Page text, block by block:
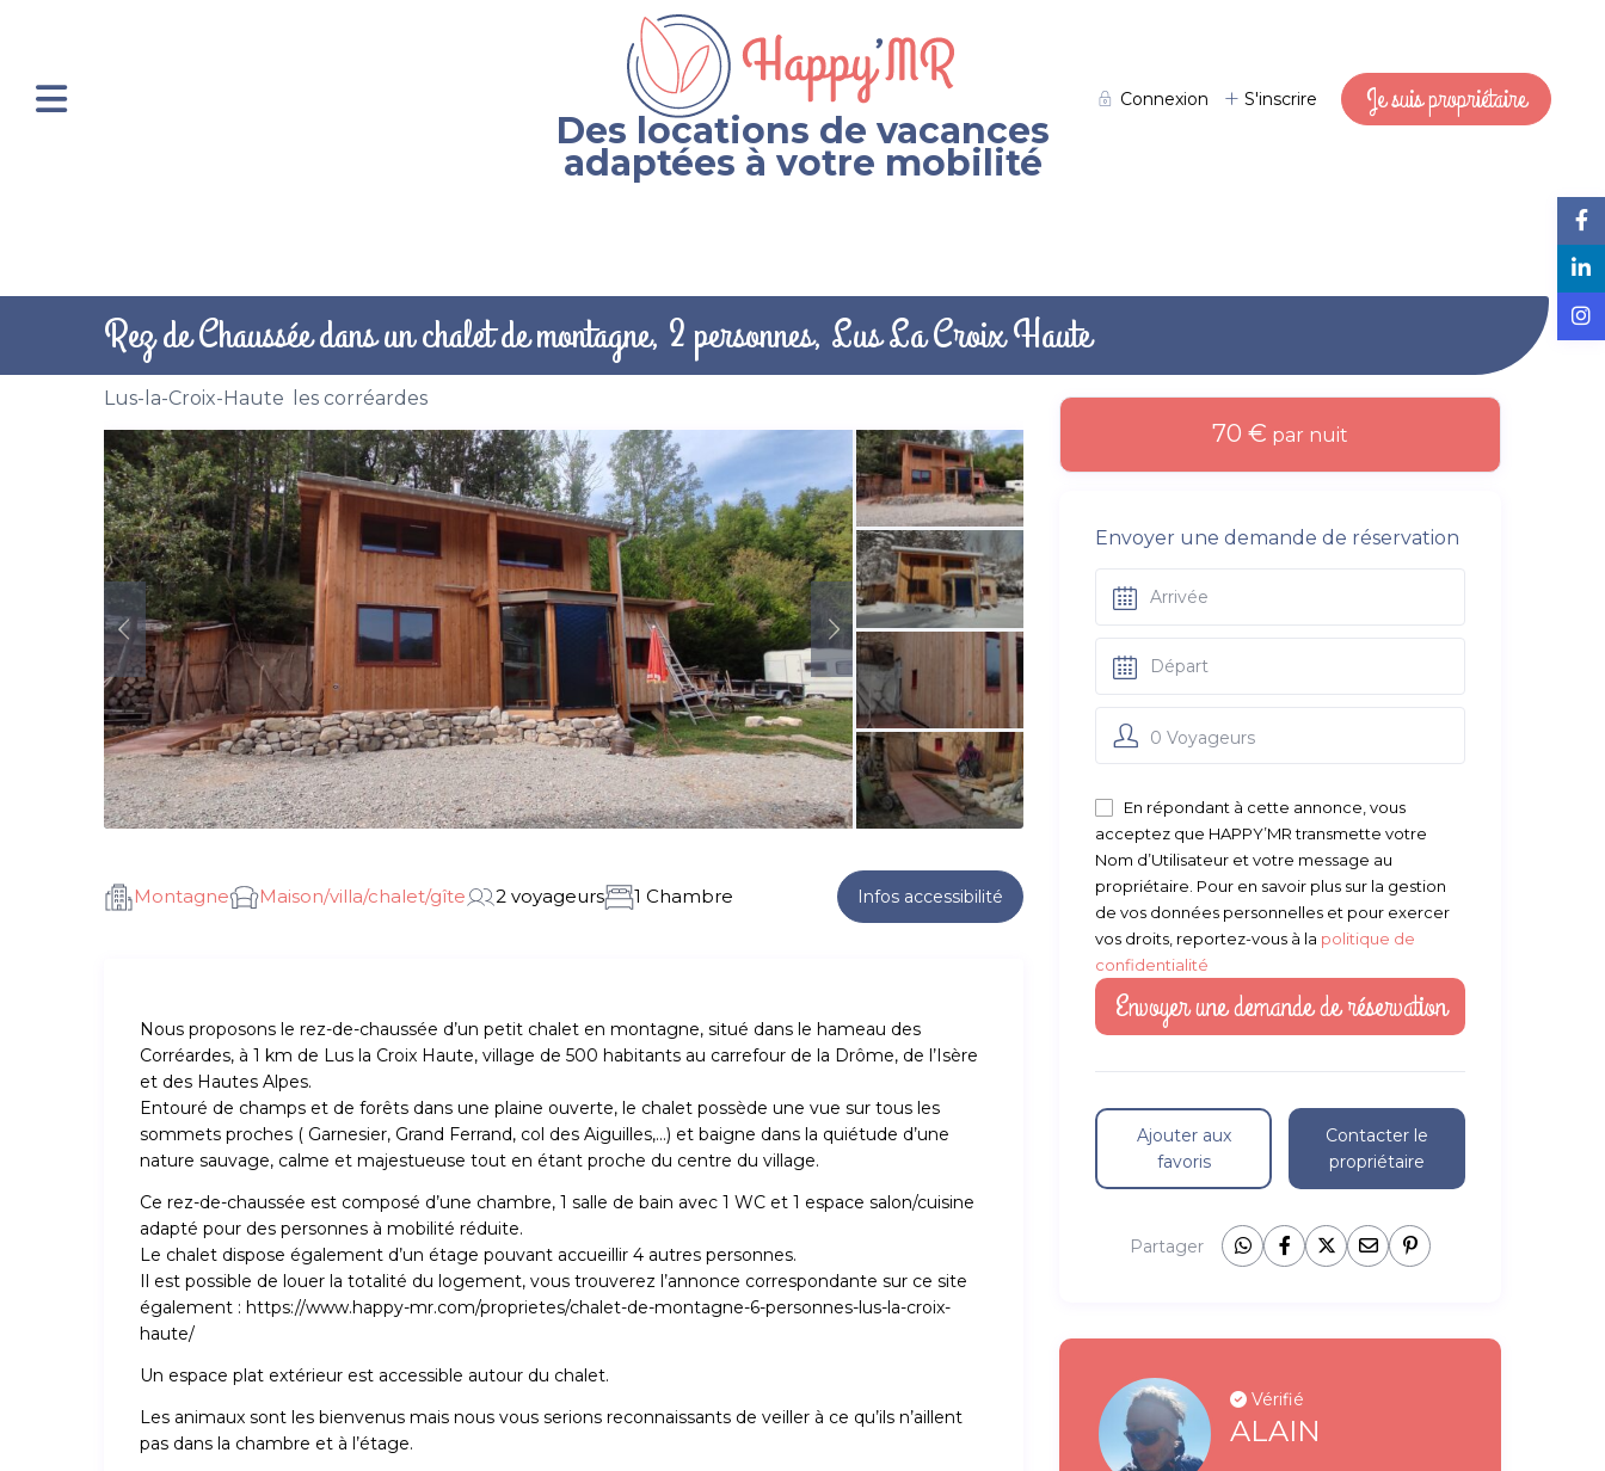
Des locations de vacances
adaptées à votre mobilité
Connexion S'inscrire Je suis propriétaire
Rez de Chaussée dans un chalet de montagne, 2 personnes, Lus La Croix Haute
Lus-la-Croix-Haute les corréardes
Montagne Maison/villa/chalet/gîte 2 voyageurs 1 Chambre Infos accessibilité
Nous proposons le rez-de-chaussée d’un petit chalet en montagne, situé dans le hameau des
Corréardes, à 1 km de Lus la Croix Haute, village de 500 habitants au carrefour de la Drôme, de l’Isère
et des Hautes Alpes.
Entouré de champs et de forêts dans une plaine ouverte, le chalet possède une vue sur tous les
sommets proches ( Garnesier, Grand Ferrand, col des Aiguilles,…) et baigne dans la quiétude d’une
nature sauvage, calme et majestueuse tout en étant proche du centre du village.
Ce rez-de-chaussée est composé d’une chambre, 1 salle de bain avec 1 WC et 1 espace salon/cuisine
adapté pour des personnes à mobilité réduite.
Le chalet dispose également d’un étage pouvant accueillir 4 autres personnes.
Il est possible de louer la totalité du logement, vous trouverez l’annonce correspondante sur ce site
également : https://www.happy-mr.com/proprietes/chalet-de-montagne-6-personnes-lus-la-croix-
haute/
Un espace plat extérieur est accessible autour du chalet.
Les animaux sont les bienvenus mais nous vous serions reconnaissants de veiller à ce qu’ils n’aillent
pas dans la chambre et à l’étage.
70 € par nuit
Envoyer une demande de réservation
0 Voyageurs
En répondant à cette annonce, vous
acceptez que HAPPY’MR transmette votre
Nom d’Utilisateur et votre message au
propriétaire. Pour en savoir plus sur la gestion
de vos données personnelles et pour exercer
vos droits, reportez-vous à la politique de
confidentialité
Ajouter aux
favoris
Contacter le
propriétaire
Partager
Vérifié
ALAIN